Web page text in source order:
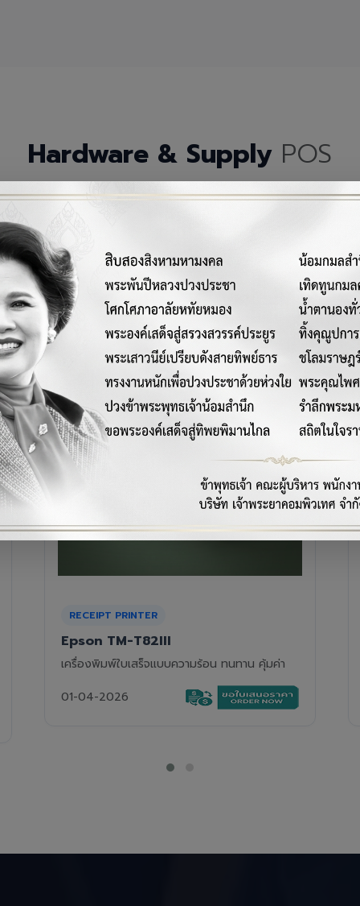
Hardware & Supply POS
ณ์เครื่องมือฮาร์ดแวร์และวัสดุสิ้นเปลืองคุณภาพสูงสำหรับระบบ
RECEIPT PRINTER
Epson TM-T88VII
เครื่องพิมพ์ใบเสร็จความร้อนรุ่นท็อป ความเร็วสูง
01-04-2026